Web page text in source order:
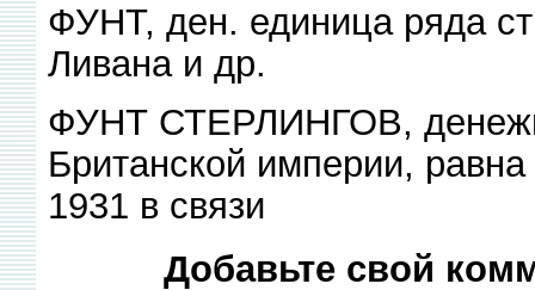
ФУНТ, ден. единица ряда
Ливана и др.
ФУНТ СТЕРЛИНГОВ,
Британской империи,
1931 в связи
Добавьте свой